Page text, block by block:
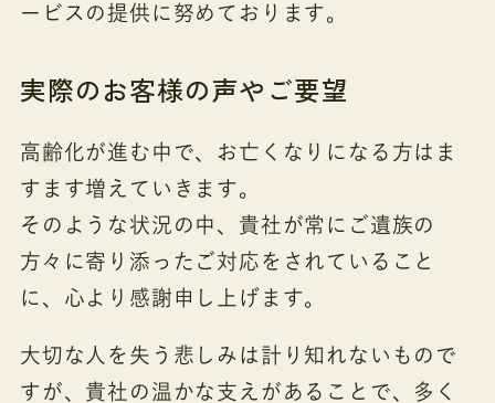
ービスの提供に努めております。
実際のお客様の声やご要望
高齢化が進む中で、お亡くなりになる方はま
すます増えていきます。
そのような状況の中、貴社が常にご遺族の
方々に寄り添ったご対応をされていること
に、心より感謝申し上げます。
大切な人を失う悲しみは計り知れないもので
すが、貴社の温かな支えがあることで、多く